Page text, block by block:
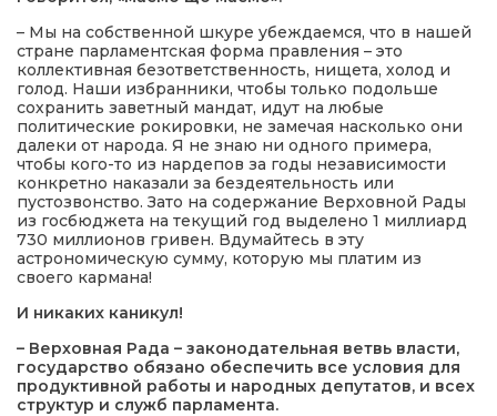
– Мы на собственной шкуре убеждаемся, что в нашей
стране парламентская форма правления – это
коллективная безответственность, нищета, холод и
голод. Наши избранники, чтобы только подольше
сохранить заветный мандат, идут на любые
политические рокировки, не замечая насколько они
далеки от народа. Я не знаю ни одного примера,
чтобы кого-то из нардепов за годы независимости
конкретно наказали за бездеятельность или
пустозвонство. Зато на содержание Верховной Рады
из госбюджета на текущий год выделено 1 миллиард
730 миллионов гривен. Вдумайтесь в эту
астрономическую сумму, которую мы платим из
своего кармана!
И никаких каникул!
– Верховная Рада – законодательная ветвь власти,
государство обязано обеспечить все условия для
продуктивной работы и народных депутатов, и всех
структур и служб парламента.